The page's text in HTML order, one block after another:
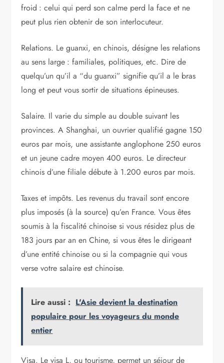
froid : ­celui qui perd son calme perd la face et ne
peut plus rien ­obtenir de son interlocuteur.
Relations. Le guanxi, en chinois, désigne les relations
au sens large : familiales, politi­ques, etc. Dire de
quelqu’un qu’il a “du guanxi” signifie qu’il a le bras
long et peut vous sortir de situations épineuses.
Salaire. Il varie du simple au double suivant les
provinces. A Shanghai, un ouvrier qualifié gagne 150
euros par mois, une assistante anglophone 250 euros
et un jeune cadre moyen 400 euros. Le directeur
chinois d’une filiale débute à 1.200 euros par mois.
Taxes et impôts. Les revenus du travail sont encore
plus imposés (à la source) qu’en France. Vous êtes
soumis à la fiscalité chinoise si vous résidez plus de
183 jours par an en Chine, si vous êtes le dirigeant
d’une entité chinoise ou si la compagnie qui vous
verse votre salaire est chinoise.
Lire aussi : L'Asie devient la destination
populaire pour les voyageurs du monde
entier
Visa. Le visa L, ou tourisme, permet un séjour de